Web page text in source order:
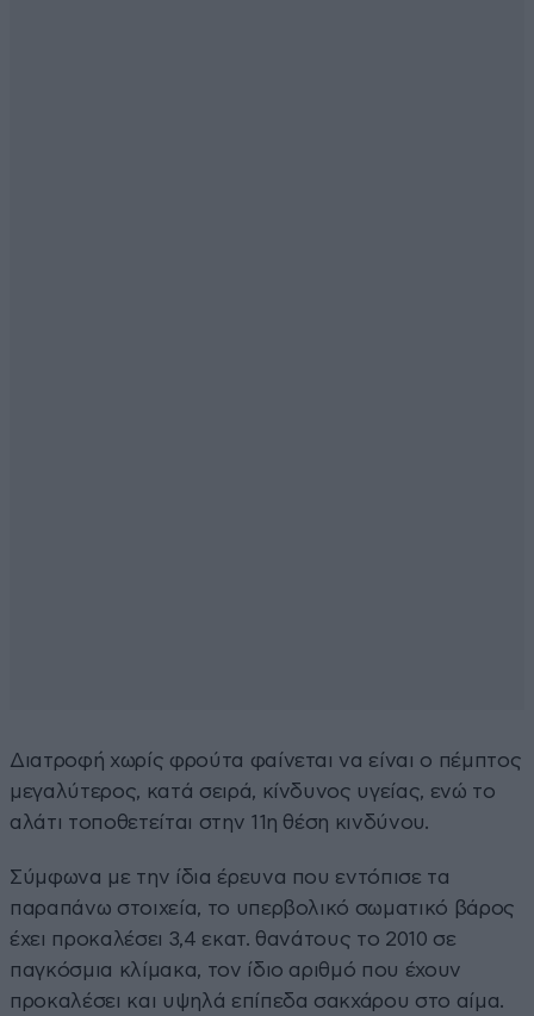
Διατροφή χωρίς φρούτα φαίνεται να είναι ο πέμπτος
μεγαλύτερος, κατά σειρά, κίνδυνος υγείας, ενώ το
αλάτι τοποθετείται στην 11η θέση κινδύνου.
Σύμφωνα με την ίδια έρευνα που εντόπισε τα
παραπάνω στοιχεία, το υπερβολικό σωματικό βάρος
έχει προκαλέσει 3,4 εκατ. θανάτους το 2010 σε
παγκόσμια κλίμακα, τον ίδιο αριθμό που έχουν
προκαλέσει και υψηλά επίπεδα σακχάρου στο αίμα.